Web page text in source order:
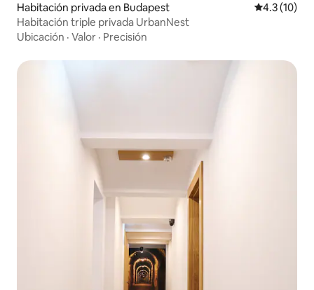
Habitación privada en Budapest Calificación
4.3 (10)
Habitación triple privada UrbanNest
Ubicación · Valor · Precisión